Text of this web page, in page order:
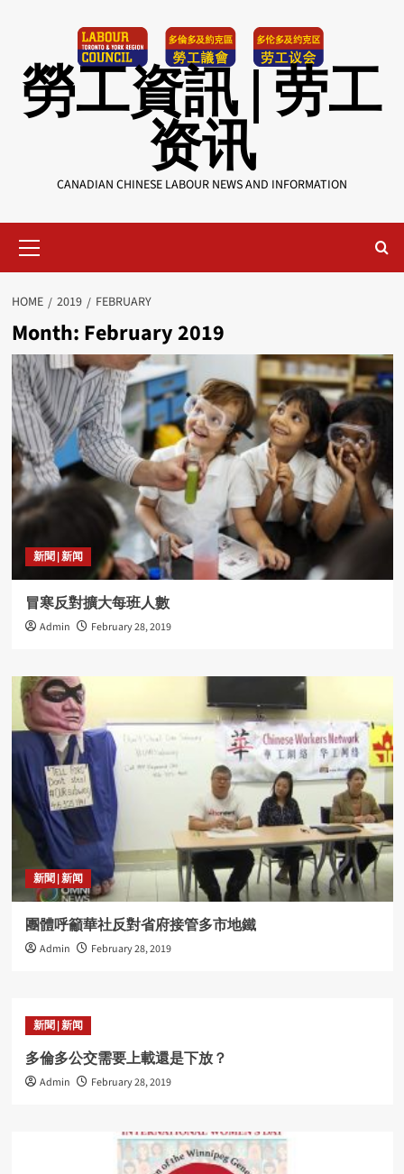
勞工資訊 | 劳工
资讯
CANADIAN CHINESE LABOUR NEWS AND INFORMATION
Menu
HOME 2019 FEBRUARY
Month: February 2019
新聞 | 新闻
冒寒反對擴大每班人數
Admin February 28, 2019
新聞 | 新闻
團體呼籲華社反對省府接管多市地鐵
Admin February 28, 2019
新聞 | 新闻
多倫多公交需要上載還是下放？
Admin February 28, 2019